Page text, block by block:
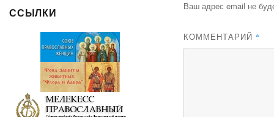
ССЫЛКИ Ваш адрес email не
КОММЕНТАРИЙ *